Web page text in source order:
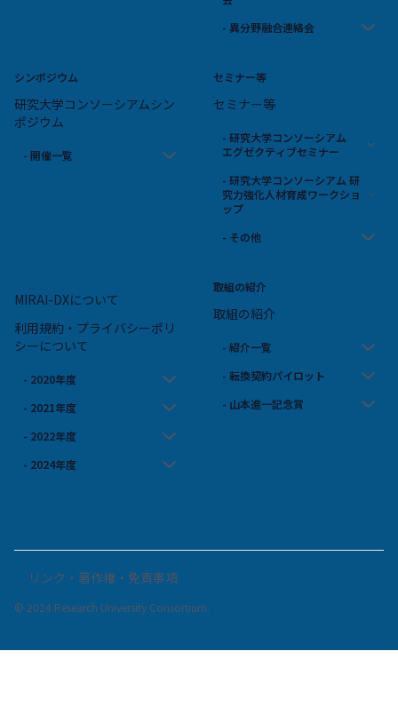
- 異分野融合連絡会
シンポジウム
研究大学コンソーシアムシン
ポジウム
- 開催一覧
セミナー等
セミナー等
- 研究大学コンソーシアム
エグゼクティブセミナー
- 研究大学コンソーシアム 研
究力強化人材育成ワークショ
ップ
- その他
MIRAI-DXについて
利用規約・プライバシーポリ
シーについて
- 2020年度
- 2021年度
- 2022年度
- 2024年度
取組の紹介
取組の紹介
- 紹介一覧
- 転換契約パイロット
- 山本進一記念賞
リンク・著作権・免責事項
© 2024 Research University Consortium.